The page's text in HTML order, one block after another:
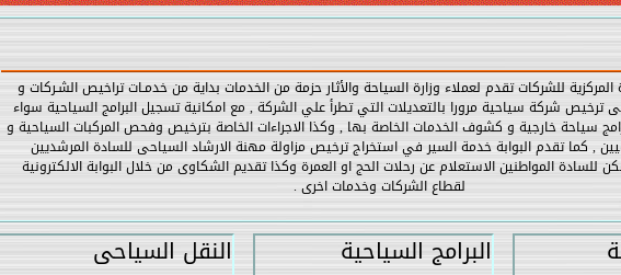
المركزية للشركات تقدم لعملاء وزارة السياحة والأثار حزمة من الخدمات بداية من خدمـات تراخيص الشـركات و
شركة سياحية مرورا بالتعديلات التي تطرأ علي الشركة , مع امكانية تسجيل البرامج السياحية سواء
سياحة خارجية و كشوف الخدمات الخاصة بها , وكذا الاجراءات الخاصة بترخيص وفحص المركبات السياحية و
, كما تقدم البوابة خدمة السير في استخراج ترخيص مزاولة مهنة الارشاد السياحى للسادة المرشديين
للسادة المواطنين الاستعلام عن رحلات الحج او العمرة وكذا تقديم الشكاوى من خلال البوابة الالكترونية
لقطاع الشركات وخدمات اخرى .
البرامج السياحية النقل السياحى